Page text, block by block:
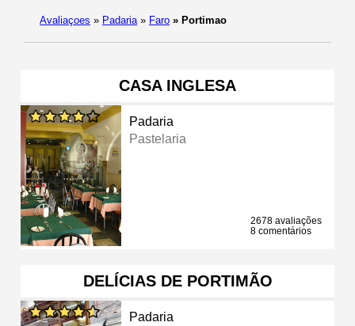
Avaliaçoes » Padaria » Faro » Portimao
CASA INGLESA
Padaria
Pastelaria
2678 avaliações
8 comentários
DELÍCIAS DE PORTIMÃO
Padaria